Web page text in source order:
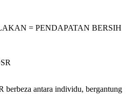
= PENDAPATAN BERSIH
berbeza antara individu, bergantung